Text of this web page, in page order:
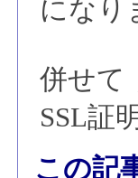
になり
併せて
SSL証
この記